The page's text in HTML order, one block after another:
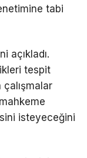
tabi
açıkladı.
tespit
çalışmalar
isteyeceğini